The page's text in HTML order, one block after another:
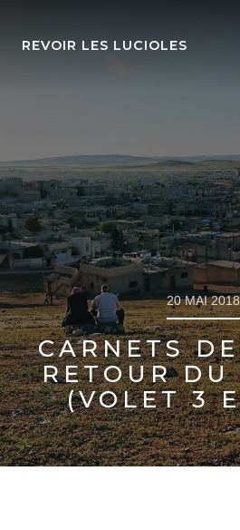
REVOIR LES LUCIOLES
20 MAI 2018
CARNETS
RETOUR DU
(VOLET 3